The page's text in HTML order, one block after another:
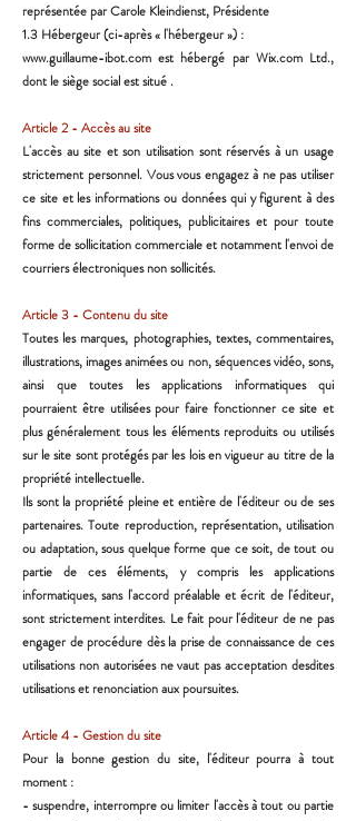
représentée par Carole Kleindienst, Présidente
1.3 Hébergeur (ci-après « l'hébergeur ») :
www.guillaume-ibot.com est hébergé par Wix.com Ltd.,
dont le siège social est situé .
Article 2 - Accès au site
L'accès au site et son utilisation sont réservés à un usage
strictement personnel. Vous vous engagez à ne pasutiliser
ce site et les informations ou données qui y figurent à des
fins commerciales, politiques, publicitaires et pour toute
forme de sollicitation commerciale et notamment l'envoi de
courriers électroniques nonsollicités.
Article 3 - Contenu du site
Toutes les marques, photographies, textes, commentaires,
illustrations, images animées ou non, séquencesvidéo, sons,
ainsi que toutes les applications informatiques qui
pourraient être utilisées pour faire fonctionner ce site et
plus généralement tous les éléments reproduits ou utilisés
sur le site sont protégés par les lois envigueur au titre de la
propriété intellectuelle.
Ils sont la propriété pleine et entière de l'éditeur ou de ses
partenaires. Toute reproduction, représentation, utilisation
ou adaptation, sous quelque forme que ce soit, de tout ou
partie de ces éléments, y compris les applications
informatiques, sans l'accord préalable et écrit de l'éditeur,
sont strictement interdites. Le fait pour l'éditeur de ne pas
engager de procédure dès la prise de connaissance de ces
utilisations non autorisées ne vaut pas acceptation desdites
utilisations et renonciation aux poursuites.
Article 4 - Gestion du site
Pour la bonne gestion du site, l'éditeur pourra à tout
moment :
- suspendre, interrompre ou limiter l'accès à tout ou partie